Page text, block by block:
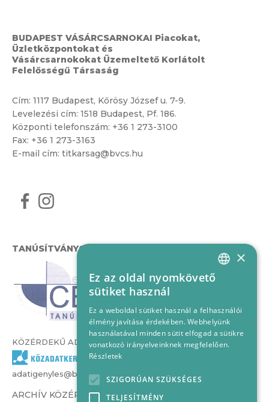
BUDAPEST VÁSÁRCSARNOKAI Piacokat,
Üzletközpontokat és
Vásárcsarnokokat Üzemeltető Korlátolt
Felelősségű Társaság
Cím: 1117 Budapest, Kőrösy József u. 7-9.
Levelezési cím: 1518 Budapest, Pf. 186.
Központi telefonszám: +36 1 273-3100
Fax: +36 1 273-3163
E-mail cím: titkarsag@bvcs.hu
TANÚSÍTVÁNYOK
KÖZÉRDEKŰ ADATOK
adatigenyles@bvcs.hu
ARCHÍV KÖZÉRDEKŰ ADATOK –
HUNGARIAN
×
Ez az oldal nyomkövető
sütiket használ
Ez a weboldal sütiket használ a felhasználói
élmény javítása érdekében. Webhelyünk
használatával minden sütit elfogad a sütikre
vonatkozó irányelveinknek megfelelően.
Részletek
SZIGORÚAN SZÜKSÉGES
TELJESÍTMÉNY